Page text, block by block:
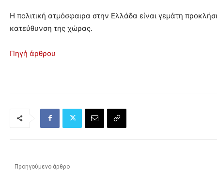
Η πολιτική ατμόσφαιρα στην Ελλάδα είναι γεμάτη
κατεύθυνση της χώρας.
Πηγή άρθρου
Προηγούμενο άρθρο